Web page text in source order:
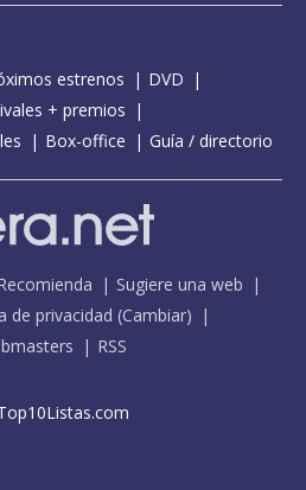
estrenos
DVD
+ premios
Box-office Guía / directorio
Sugiere una web
de privacidad (Cambiar)
RSS